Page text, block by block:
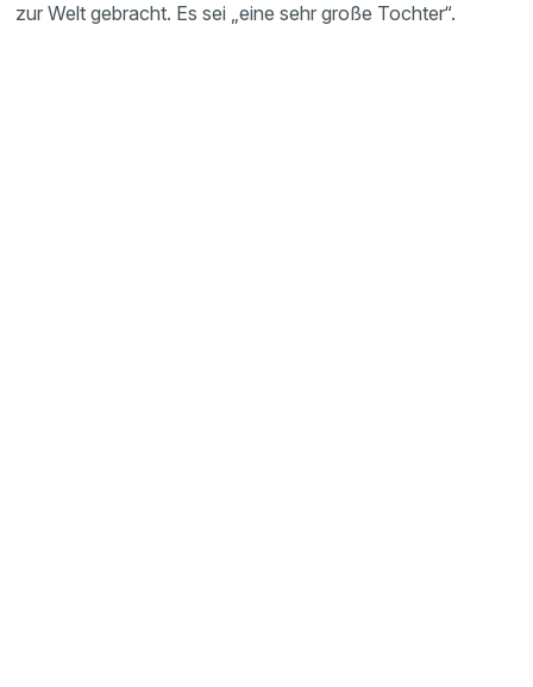
zur Welt gebracht. Es sei „eine sehr große Tochter“.